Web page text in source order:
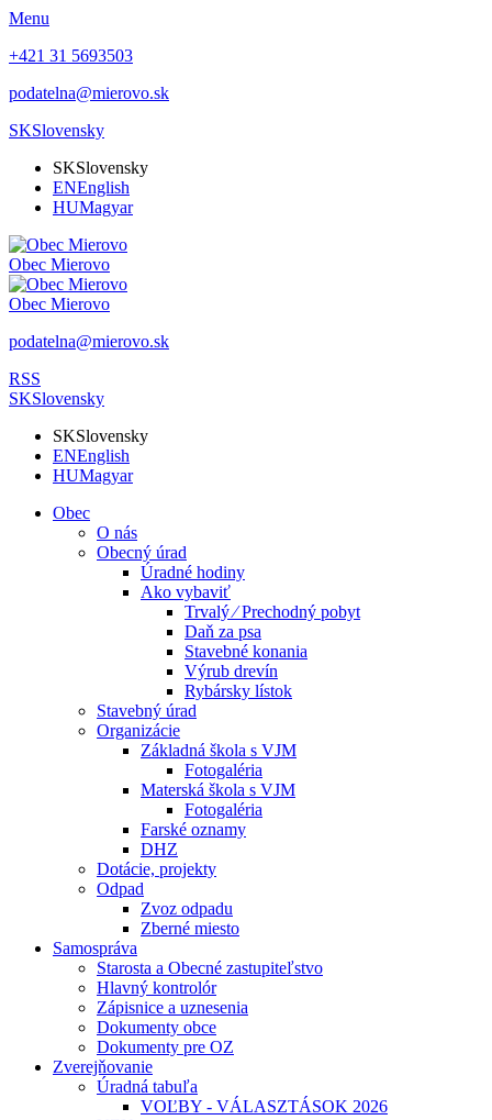
Menu
+421 31 5693503
podatelna@mierovo.sk
SKSlovensky
SKSlovensky
ENEnglish
HUMagyar
Obec Mierovo
Obec Mierovo
podatelna@mierovo.sk
RSS
SKSlovensky
SKSlovensky
ENEnglish
HUMagyar
Obec
O nás
Obecný úrad
Úradné hodiny
Ako vybaviť
Trvalý ⁄ Prechodný pobyt
Daň za psa
Stavebné konania
Výrub drevín
Rybársky lístok
Stavebný úrad
Organizácie
Základná škola s VJM
Fotogaléria
Materská škola s VJM
Fotogaléria
Farské oznamy
DHZ
Dotácie, projekty
Odpad
Zvoz odpadu
Zberné miesto
Samospráva
Starosta a Obecné zastupiteľstvo
Hlavný kontrolór
Zápisnice a uznesenia
Dokumenty obce
Dokumenty pre OZ
Zverejňovanie
Úradná tabuľa
VOĽBY - VÁLASZTÁSOK 2026